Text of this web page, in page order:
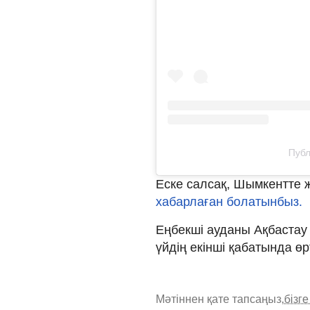
Еске салсақ, Шымкентте
хабарлаған болатынбыз.
Еңбекші ауданы
үйдің екінші қабатында
Мәтіннен қате тапсаңыз,